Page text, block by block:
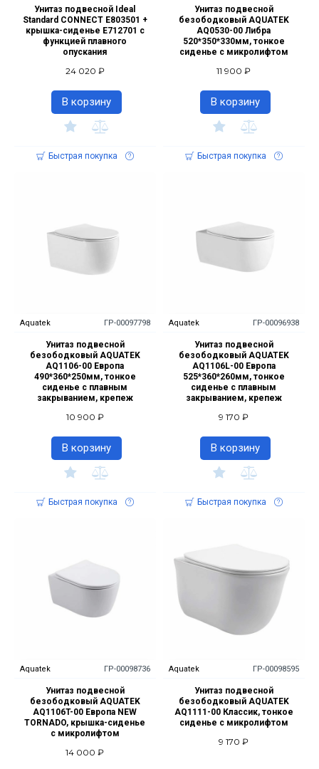
Унитаз подвесной Ideal
Standard CONNECT E803501 +
крышка-сиденье E712701 с
функцией плавного
опускания
24 020 ₽
В корзину
Быстрая покупка
Унитаз подвесной
безободковый AQUATEK
AQ0530-00 Либра
520*350*330мм, тонкое
сиденье с микролифтом
11 900 ₽
В корзину
Быстрая покупка
Aquatek ГР-00097798
Унитаз подвесной
безободковый AQUATEK
AQ1106-00 Европа
490*360*250мм, тонкое
сиденье с плавным
закрыванием, крепеж
10 900 ₽
В корзину
Быстрая покупка
Aquatek ГР-00096938
Унитаз подвесной
безободковый AQUATEK
AQ1106L-00 Европа
525*360*260мм, тонкое
сиденье с плавным
закрыванием, крепеж
9 170 ₽
В корзину
Быстрая покупка
Aquatek ГР-00098736
Унитаз подвесной
безободковый AQUATEK
AQ1106T-00 Европа NEW
TORNADO, крышка-сиденье
с микролифтом
14 000 ₽
Aquatek ГР-00098595
Унитаз подвесной
безободковый AQUATEK
AQ1111-00 Классик, тонкое
сиденье с микролифтом
9 170 ₽